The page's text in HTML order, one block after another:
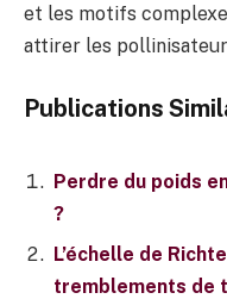
et les motifs
attirer les
Publications
Perdre du poids
?
L’échelle de
tremblements de